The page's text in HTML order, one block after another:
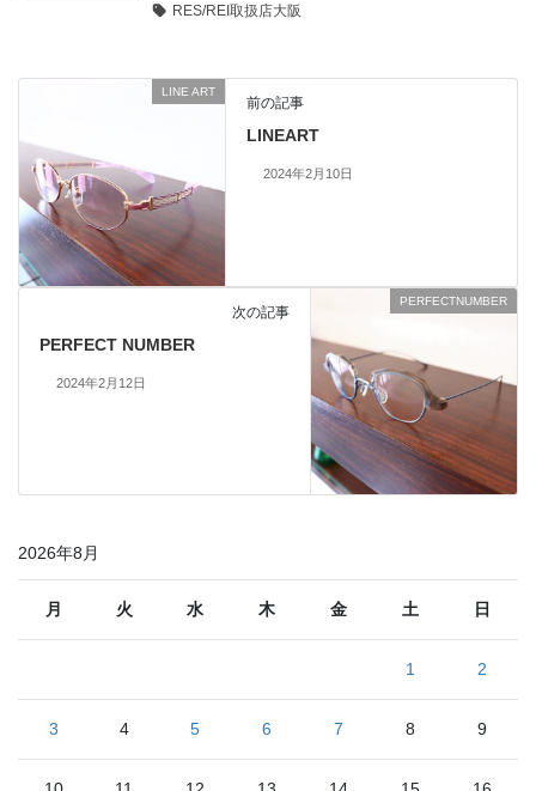
RES/REI取扱店大阪
LINE ART
前の記事
LINEART
2024年2月10日
PERFECTNUMBER
次の記事
PERFECT NUMBER
2024年2月12日
2026年8月
月 火 水 木 金 土 日
1 2
3 4 5 6 7 8 9